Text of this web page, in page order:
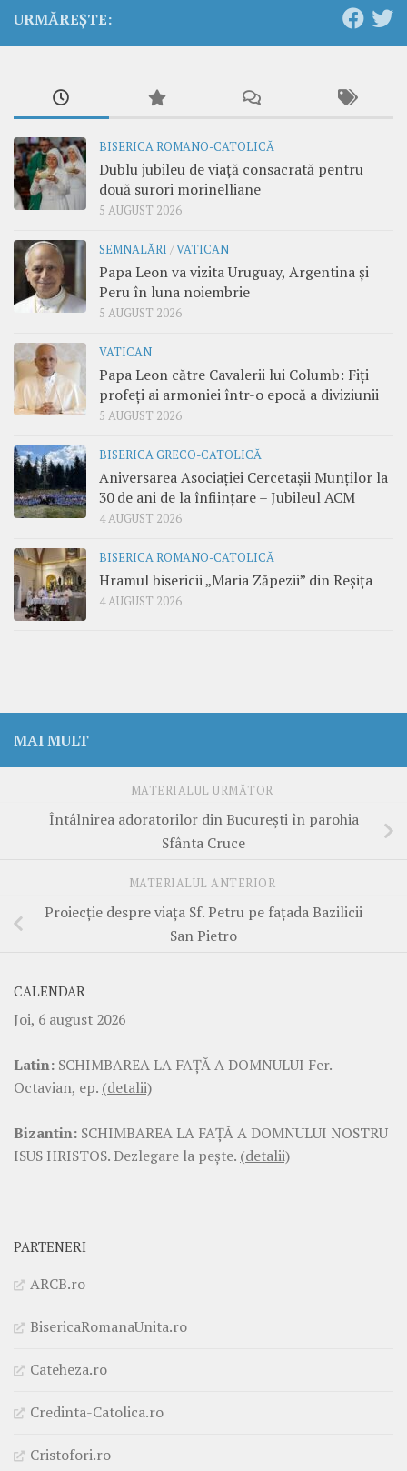
URMĂREȘTE:
BISERICA ROMANO-CATOLICĂ
Dublu jubileu de viață consacrată pentru
două surori morinelliane
5 AUGUST 2026
SEMNALĂRI /VATICAN
Papa Leon va vizita Uruguay, Argentina și
Peru în luna noiembrie
5 AUGUST 2026
VATICAN
Papa Leon către Cavalerii lui Columb: Fiți
profeți ai armoniei într-o epocă a diviziunii
5 AUGUST 2026
BISERICA GRECO-CATOLICĂ
Aniversarea Asociației Cercetașii Munților la
30 de ani de la înființare – Jubileul ACM
4 AUGUST 2026
BISERICA ROMANO-CATOLICĂ
Hramul bisericii „Maria Zăpezii” din Reșița
4 AUGUST 2026
MAI MULT
MATERIALUL URMĂTOR
Întâlnirea adoratorilor din București în parohia
Sfânta Cruce
MATERIALUL ANTERIOR
Proiecție despre viața Sf. Petru pe fațada Bazilicii
San Pietro
CALENDAR
Joi, 6 august 2026
Latin: SCHIMBAREA LA FAŢĂ A DOMNULUI Fer.
Octavian, ep. (detalii)
Bizantin: SCHIMBAREA LA FAŢĂ A DOMNULUI NOSTRU
ISUS HRISTOS. Dezlegare la pește. (detalii)
PARTENERI
ARCB.ro
BisericaRomanaUnita.ro
Cateheza.ro
Credinta-Catolica.ro
Cristofori.ro